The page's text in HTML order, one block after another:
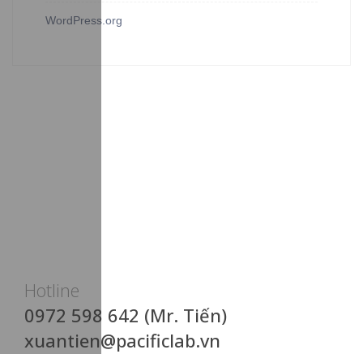
WordPress.org
Hotline
0972 598 642 (Mr. Tiến)
xuantien@pacificlab.vn